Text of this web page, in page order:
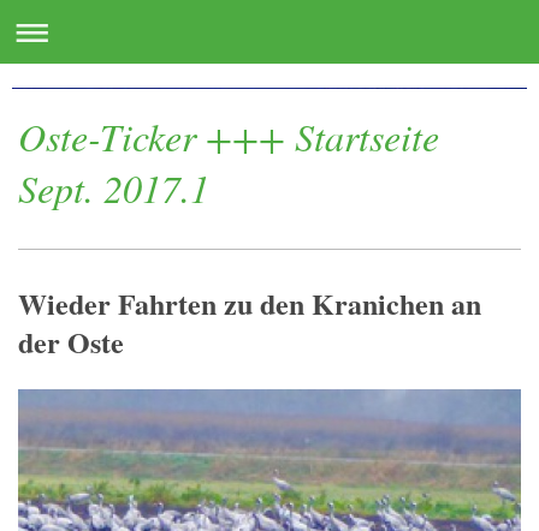
Oste-Ticker +++ Startseite
Sept. 2017.1
Wieder Fahrten zu den Kranichen an
der Oste